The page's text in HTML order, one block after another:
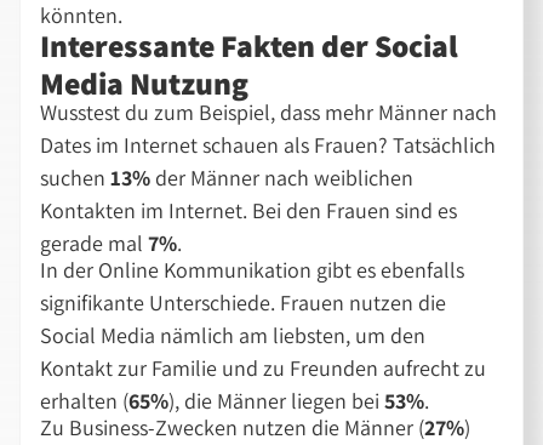
könnten.
Interessante Fakten der Social
Media Nutzung
Wusstest du zum Beispiel, dass mehr Männer nach
Dates im Internet schauen als Frauen? Tatsächlich
suchen13% der Männer nach weiblichen
Kontakten im Internet. Bei den Frauen sind es
gerade mal7%.
In der Online Kommunikation gibt es ebenfalls
signifikante Unterschiede. Frauen nutzen die
Social Media nämlich am liebsten, um den
Kontakt zur Familie und zu Freunden aufrecht zu
erhalten (65%), die Männer liegen bei53%.
Zu Business-Zwecken nutzen die Männer (27%)